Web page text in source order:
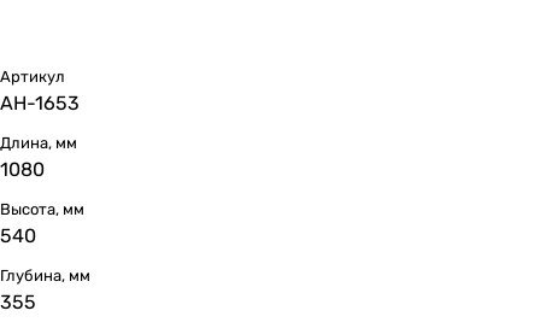
Артикул
АН-1653
Длина, мм
1080
Высота, мм
540
Глубина, мм
355